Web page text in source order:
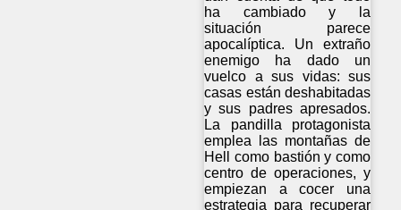
ha cambiado y la
situación parece
apocalíptica. Un extraño
enemigo ha dado un
vuelco a sus vidas: sus
casas están deshabitadas
y sus padres apresados.
La pandilla protagonista
emplea las montañas de
Hell como bastión y como
centro de operaciones, y
empiezan a cocer una
estrategia para recuperar